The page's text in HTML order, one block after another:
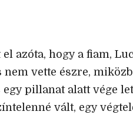
azóta, hogy a fiam,
nem vette észre,
pillanat alatt vége
vált, egy